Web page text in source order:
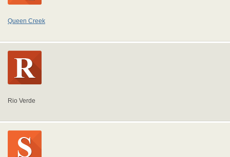
Queen Creek
Rio Verde